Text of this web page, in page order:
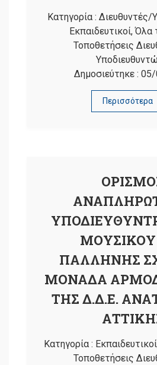
Κατηγορία : Διευθυντές/
Εκπαιδευτικοί,Όλα
Τοποθετήσεις
Δημοσιεύτηκε :
Περισσότερα
ΜΟΥΣΙΚΟΥ
ΠΑΛΛΗΝΗΣ
ΜΟΝΑΔΑ
ΤΗΣ Δ.Δ.Ε.
Κατηγορία : Εκπαιδευτικοί
Τοποθετήσεις